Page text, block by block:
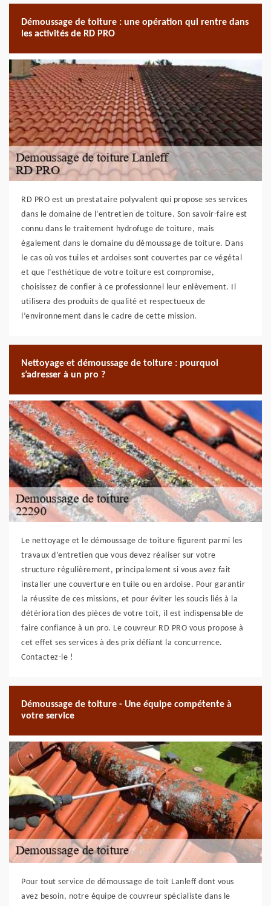
Démoussage de toiture : une opération qui rentre dans
les activités de RD PRO
RD PRO est un prestataire polyvalent qui propose ses services
dans le domaine de l’entretien de toiture. Son savoir-faire est
connu dans le traitement hydrofuge de toiture, mais
également dans le domaine du démoussage de toiture. Dans
le cas où vos tuiles et ardoises sont couvertes par ce végétal
et que l’esthétique de votre toiture est compromise,
choisissez de confier à ce professionnel leur enlèvement. Il
utilisera des produits de qualité et respectueux de
l’environnement dans le cadre de cette mission.
Nettoyage et démoussage de toiture : pourquoi
s’adresser à un pro ?
Le nettoyage et le démoussage de toiture figurent parmi les
travaux d’entretien que vous devez réaliser sur votre
structure régulièrement, principalement si vous avez fait
installer une couverture en tuile ou en ardoise. Pour garantir
la réussite de ces missions, et pour éviter les soucis liés à la
détérioration des pièces de votre toit, il est indispensable de
faire confiance à un pro. Le couvreur RD PRO vous propose à
cet effet ses services à des prix défiant la concurrence.
Contactez-le !
Démoussage de toiture - Une équipe compétente à
votre service
Pour tout service de démoussage de toit Lanleff dont vous
avez besoin, notre équipe de couvreur spécialiste dans le